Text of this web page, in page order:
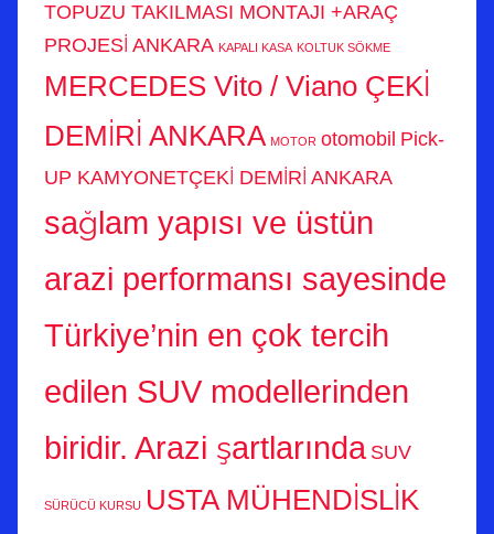
TOPUZU TAKILMASI MONTAJI +ARAÇ
PROJESİ ANKARA KAPALI KASA KOLTUK SÖKME
MERCEDES Vito / Viano ÇEKİ
DEMİRİ ANKARA MOTOR otomobil Pick-
UP KAMYONETÇEKİ DEMİRİ ANKARA
sağlam yapısı ve üstün
arazi performansı sayesinde
Türkiye’nin en çok tercih
edilen SUV modellerinden
biridir. Arazi şartlarında SUV
SÜRÜCÜ KURSU USTA MÜHENDİSLİK